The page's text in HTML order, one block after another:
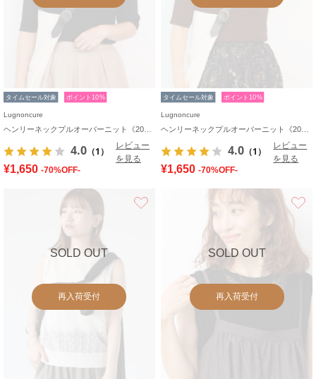
タイムセール対象 ポイント10%
Lugnoncure
4.0 （1）
レビュー
を見る
¥1,650 -70%OFF-
タイムセール対象 ポイント10%
Lugnoncure
4.0 （1）
レビュー
を見る
¥1,650 -70%OFF-
SOLD OUT
再入荷受付
SOLD OUT
再入荷受付